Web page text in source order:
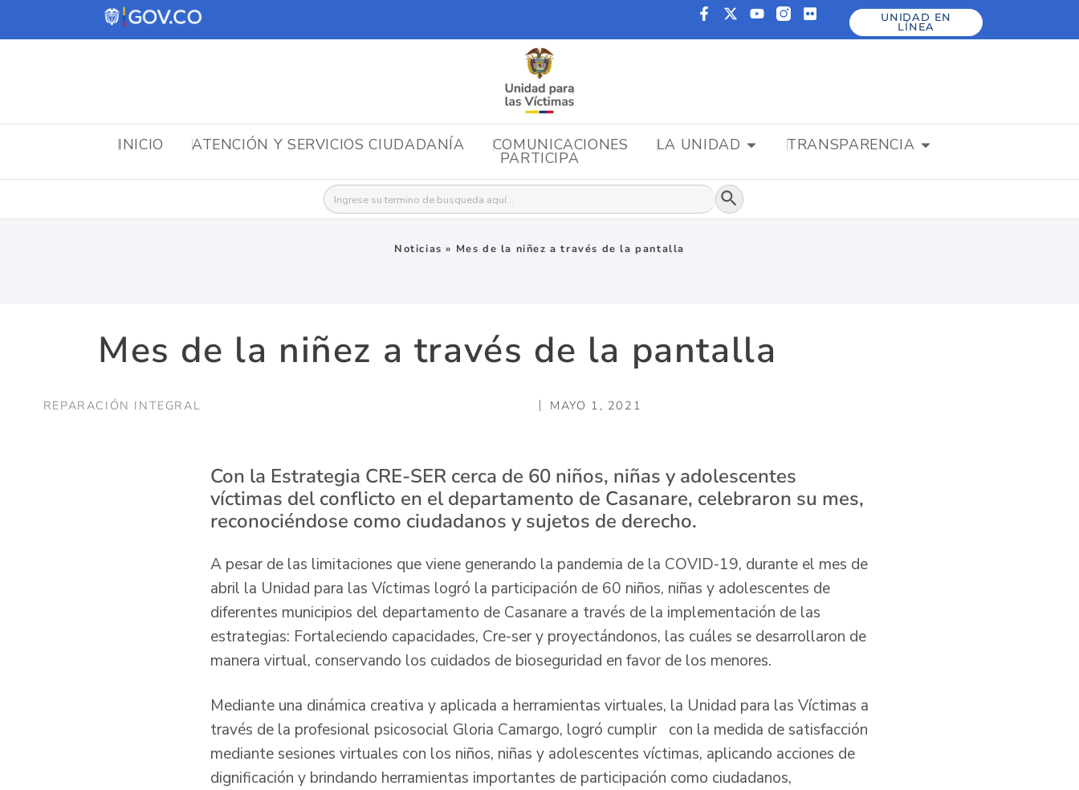
UNIDAD EN
LÍNEA
INICIO ATENCIÓN Y SERVICIOS CIUDADANÍA COMUNICACIONES LA UNIDAD TRANSPARENCIA
PARTICIPA
Buscar: Botón de búsqueda
Noticias » Mes de la niñez a través de la pantalla
Mes de la niñez a través de la pantalla
REPARACIÓN INTEGRAL MAYO 1, 2021
Con la Estrategia CRE-SER cerca de 60 niños, niñas y adolescentes
víctimas del conflicto en el departamento de Casanare, celebraron su mes,
reconociéndose como ciudadanos y sujetos de derecho.
A pesar de las limitaciones que viene generando la pandemia de la COVID-19, durante el mes de
abril la Unidad para las Víctimas logró la participación de 60 niños, niñas y adolescentes de
diferentes municipios del departamento de Casanare a través de la implementación de las
estrategias: Fortaleciendo capacidades, Cre-ser y proyectándonos, las cuáles se desarrollaron de
manera virtual, conservando los cuidados de bioseguridad en favor de los menores.
Mediante una dinámica creativa y aplicada a herramientas virtuales, la Unidad para las Víctimas a
través de la profesional psicosocial Gloria Camargo, logró cumplir con la medida de satisfacción
mediante sesiones virtuales con los niños, niñas y adolescentes víctimas, aplicando acciones de
dignificación y brindando herramientas importantes de participación como ciudadanos,